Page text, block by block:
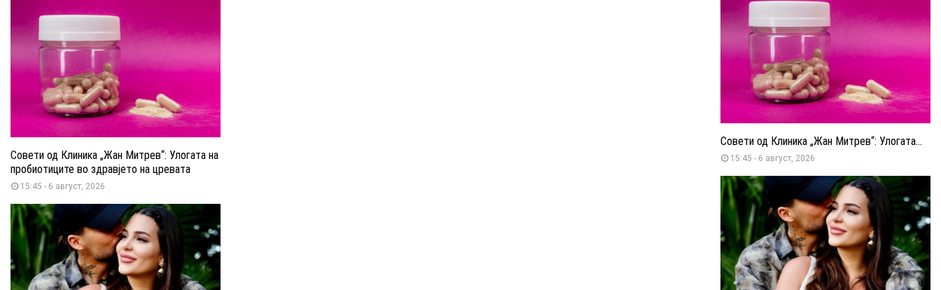
Совети од Клиника „Жан Митрев“: Улогата на
пробиотиците во здравјето на цревата
15:45 - 6 август, 2026
Совети од Клиника „Жан Митрев“: Улогата...
15:45 - 6 август, 2026